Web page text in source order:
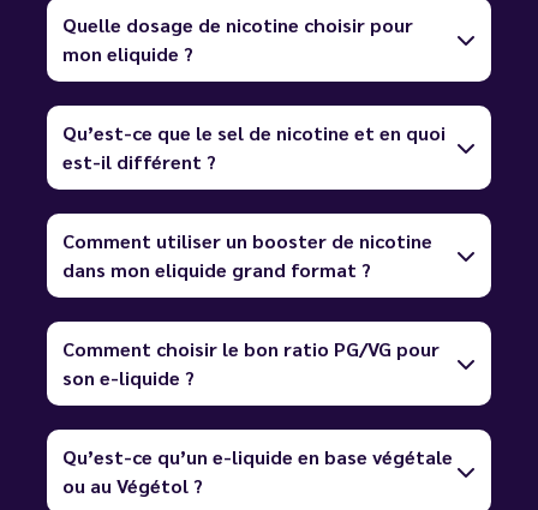
Quelle dosage de nicotine choisir pour
mon eliquide ?
Qu’est-ce que le sel de nicotine et en quoi
est-il différent ?
Comment utiliser un booster de nicotine
dans mon eliquide grand format ?
Comment choisir le bon ratio PG/VG pour
son e-liquide ?
Qu’est-ce qu’un e-liquide en base végétale
ou au Végétol ?